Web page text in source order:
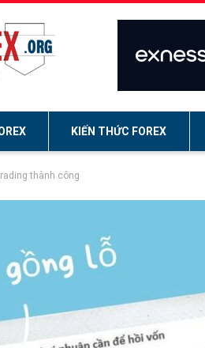
KIẾN THỨC FOREX
thành công